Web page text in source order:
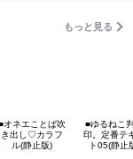
もっと見る
オネエことば吹
き出し♡カラフ
ル(静止版)
■ゆるねこ
印。定番テ
ト05(静止